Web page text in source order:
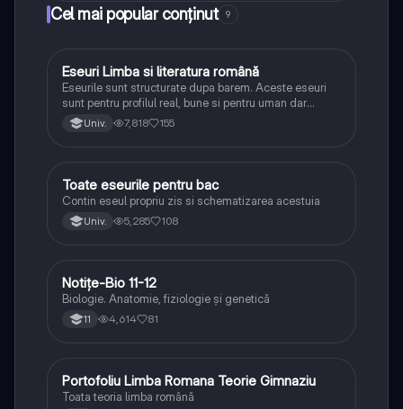
Cel mai popular conținut 9
Limba și literatura română
Eseuri Limba si literatura română
Eseurile sunt structurate dupa barem. Aceste eseuri
sunt pentru profilul real, bune si pentru uman dar
lipsesc relatiile dintre personaje si caracrerizarile.
Univ. 7,818 155
Limba și literatura română
Toate eseurile pentru bac
Contin eseul propriu zis si schematizarea acestuia
Univ. 5,285 108
Biologie
Notițe-Bio 11-12
Biologie. Anatomie, fiziologie și genetică
11 4,614 81
Limba și literatura română
Portofoliu Limba Romana Teorie Gimnaziu
Toata teoria limba română